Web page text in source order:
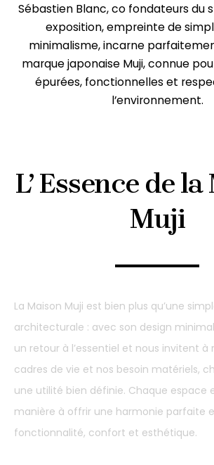
Sébastien Blanc, co fondateurs du
exposition, empreinte de
minimalisme, incarne
marque japonaise Muji, connue
épurées, fonctionnelleset
l’environnement.
L’ Essence de
Muji
La Maison Muji est bien plus qu’une
architecturale : avec son design
un retour à l’essentiel et nous invitent à
cadres de vie et nos besoin matériels,
une utilité bien définie. Chaque espace
manière à offrir une harmonie parfaite
fonctionnalité, confort et esthétique.